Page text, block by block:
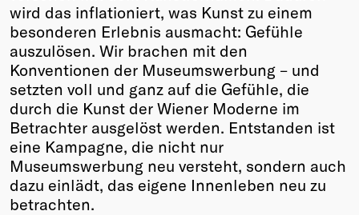
wird das inflationiert, was Kunst zu einem
besonderen Erlebnis ausmacht: Gefühle
auszulösen. Wir brachen mit den
Konventionen der Museumswerbung – und
setzten voll und ganz auf die Gefühle, die
durch die Kunst der Wiener Moderne im
Betrachter ausgelöst werden. Entstanden ist
eine Kampagne, die nicht nur
Museumswerbung neu versteht, sondern auch
dazu einlädt, das eigene Innenleben neu zu
betrachten.